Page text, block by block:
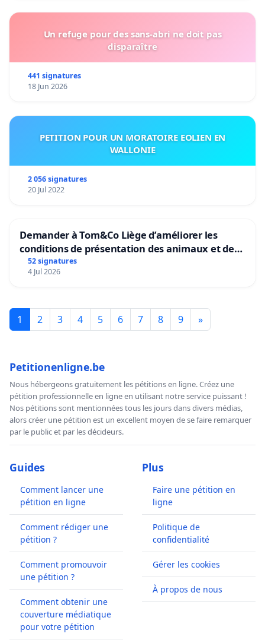
Un refuge pour des sans-abri ne doit pas
disparaître
441 signatures
18 Jun 2026
PETITION POUR UN MORATOIRE EOLIEN EN
WALLONIE
2 056 signatures
20 Jul 2022
Demander à Tom&Co Liège d’améliorer les
conditions de présentation des animaux et de
mettre fin à la vente d’animaux en magasin
52 signatures
4 Jul 2026
1 2 3 4 5 6 7 8 9 »
Petitionenligne.be
Nous hébergeons gratuitement les pétitions en ligne. Créez une
pétition professionnelle en ligne en utilisant notre service puissant !
Nos pétitions sont mentionnées tous les jours dans divers médias,
alors créer une pétition est un excellent moyen de se faire remarquer
par le public et par les décideurs.
Guides
Comment lancer une
pétition en ligne
Comment rédiger une
pétition ?
Comment promouvoir
une pétition ?
Comment obtenir une
couverture médiatique
pour votre pétition
Plus
Faire une pétition en
ligne
Politique de
confidentialité
Gérer les cookies
À propos de nous